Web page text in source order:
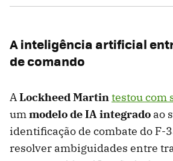
A inteligência artificial
de comando
ALockheed Martintestou com
ummodelo de IA integrado ao
identificação de combate do F-
resolver ambiguidades entre